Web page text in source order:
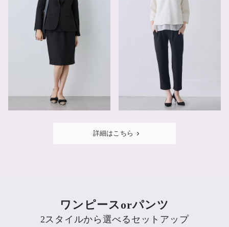
詳細はこちら
ワンピースorパンツ
2スタイルから選べるセットアップ